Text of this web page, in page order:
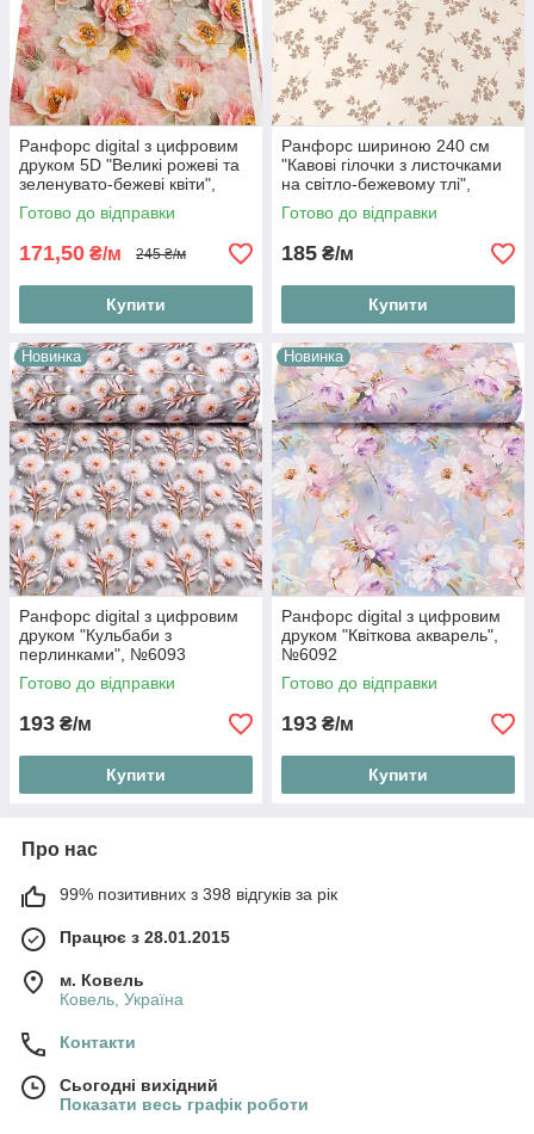
Ранфорс digital з цифровим
друком 5D "Великі рожеві та
зеленувато-бежеві квіти",
№5543
Готово до відправки
171,50 ₴/м 245 ₴/м
Купити
Ранфорс шириною 240 см
"Кавові гілочки з листочками
на світло-бежевому тлі",
№6094
Готово до відправки
185 ₴/м
Купити
Новинка
Ранфорс digital з цифровим
друком "Кульбаби з
перлинками", №6093
Готово до відправки
193 ₴/м
Купити
Новинка
Ранфорс digital з цифровим
друком "Квіткова акварель",
№6092
Готово до відправки
193 ₴/м
Купити
Про нас
99% позитивних з 398 відгуків за рік
Працює з 28.01.2015
м. Ковель
Ковель, Україна
Контакти
Сьогодні вихідний
Показати весь графік роботи